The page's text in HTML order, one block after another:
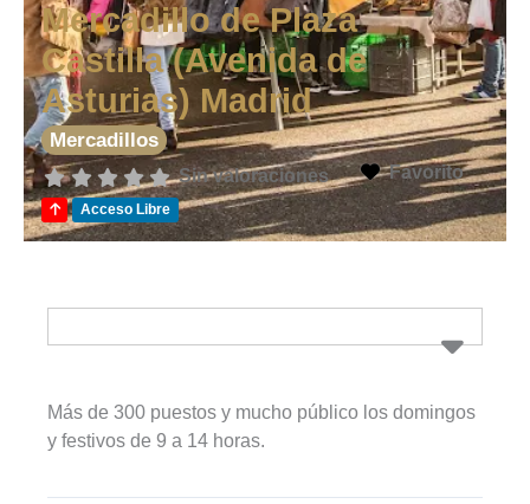
Mercadillo de Plaza
Castilla (Avenida de
Asturias) Madrid
Mercadillos
Sin valoraciones Favorito
Acceso Libre
Más de 300 puestos y mucho público los domingos
y festivos de 9 a 14 horas.